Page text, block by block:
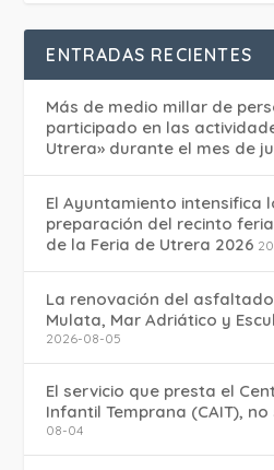
ENTRADAS RECIENTES
Más de medio millar de
participado en las
Utrera» durante el mes de
El Ayuntamiento intensifica
preparación del recinto
de la Feria de Utrera 2026
La renovación del
Mulata, Mar Adriático y
2026-08-05
El servicio que presta el
Infantil Temprana (CAIT),
08-04